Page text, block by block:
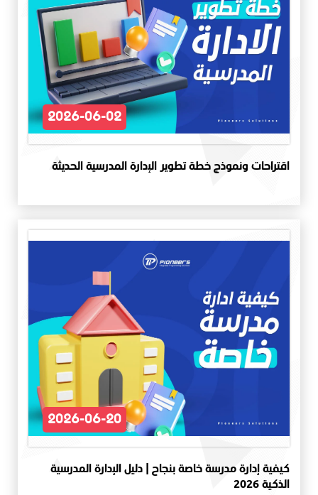
2026-06-02
اقتراحات ونموذج خطة تطوير الإدارة المدرسية الحديثة
2026-06-20
كيفية إدارة مدرسة خاصة بنجاح | دليل الإدارة المدرسية
الذكية 2026